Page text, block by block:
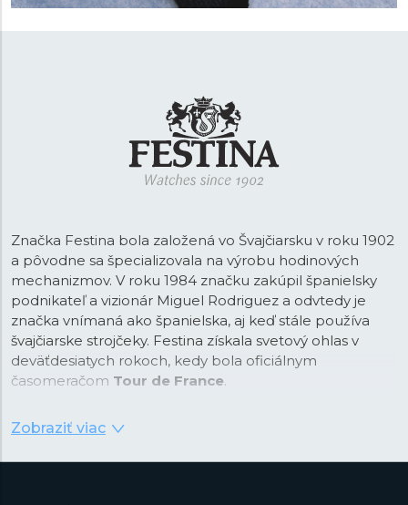
Značka Festina bola založená vo Švajčiarsku v roku 1902
a pôvodne sa špecializovala na výrobu hodinových
mechanizmov. V roku 1984 značku zakúpil španielsky
podnikateľ a vizionár Miguel Rodriguez a odvtedy je
značka vnímaná ako španielska, aj keď stále používa
švajčiarske strojčeky. Festina získala svetový ohlas v
deväťdesiatych rokoch, kedy bola oficiálnym
časomeračom Tour de France.
značka a vďaka spolupráci so svetoznámym
Zobraziť viac